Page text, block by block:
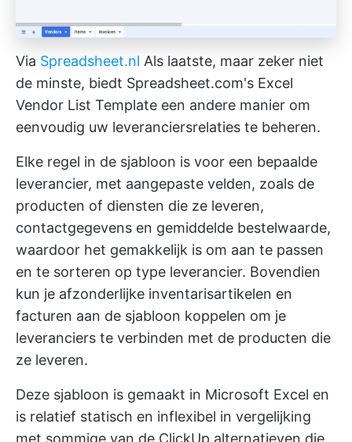
Via Spreadsheet.nl Als laatste, maar zeker niet
de minste, biedt Spreadsheet.com's Excel
Vendor List Template een andere manier om
eenvoudig uw leveranciersrelaties te beheren.
Elke regel in de sjabloon is voor een bepaalde
leverancier, met aangepaste velden, zoals de
producten of diensten die ze leveren,
contactgegevens en gemiddelde bestelwaarde,
waardoor het gemakkelijk is om aan te passen
en te sorteren op type leverancier. Bovendien
kun je afzonderlijke inventarisartikelen en
facturen aan de sjabloon koppelen om je
leveranciers te verbinden met de producten die
ze leveren.
Deze sjabloon is gemaakt in Microsoft Excel en
is relatief statisch en inflexibel in vergelijking